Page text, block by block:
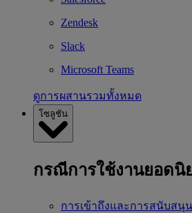
Zendesk
Slack
Microsoft Teams
ดูการผสานรวมทั้งหมด
โซลูชัน
กรณีการใช้งานยอดนิ
การเข้าถึงและการสนับสนุ